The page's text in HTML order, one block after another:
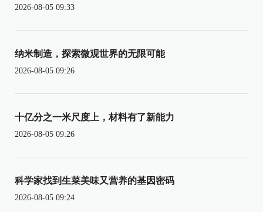
2026-08-05 09:33
纳米制造，探索微观世界的无限可能
2026-08-05 09:26
十亿分之一米尺度上，材料有了新能力
2026-08-05 09:26
科学家找到生菜美味又营养的基因密码
2026-08-05 09:24